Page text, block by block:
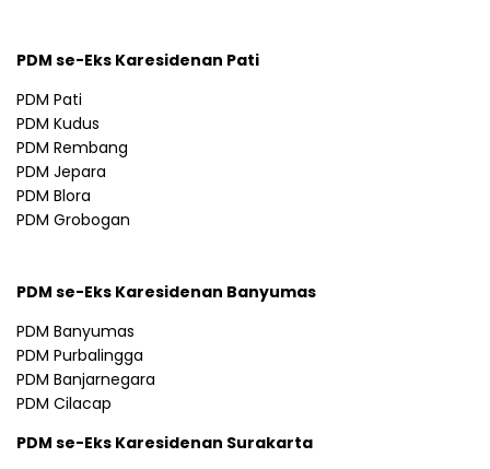
PDM se-Eks Karesidenan Pati
PDM Pati
PDM Kudus
PDM Rembang
PDM Jepara
PDM Blora
PDM Grobogan
PDM se-Eks Karesidenan Banyumas
PDM Banyumas
PDM Purbalingga
PDM Banjarnegara
PDM Cilacap
PDM se-Eks Karesidenan Surakarta